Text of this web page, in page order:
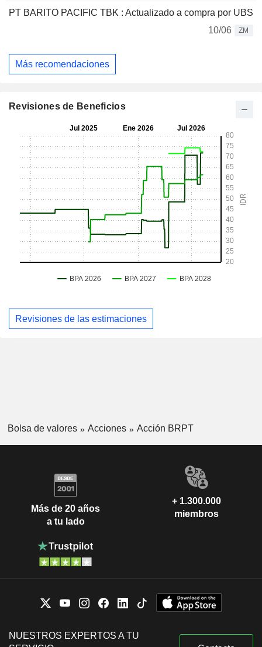
PT BARITO PACIFIC TBK : Actualizado a compra por UBS
10/06
ZM
Más recomendaciones
Revisiones de Beneficios
Revisiones de las estimaciones
Bolsa de valores Acciones Acción BRPT
Más de 20 años
a tu lado
+ 1.300.000
miembros
NUESTROS EXPERTOS A TU